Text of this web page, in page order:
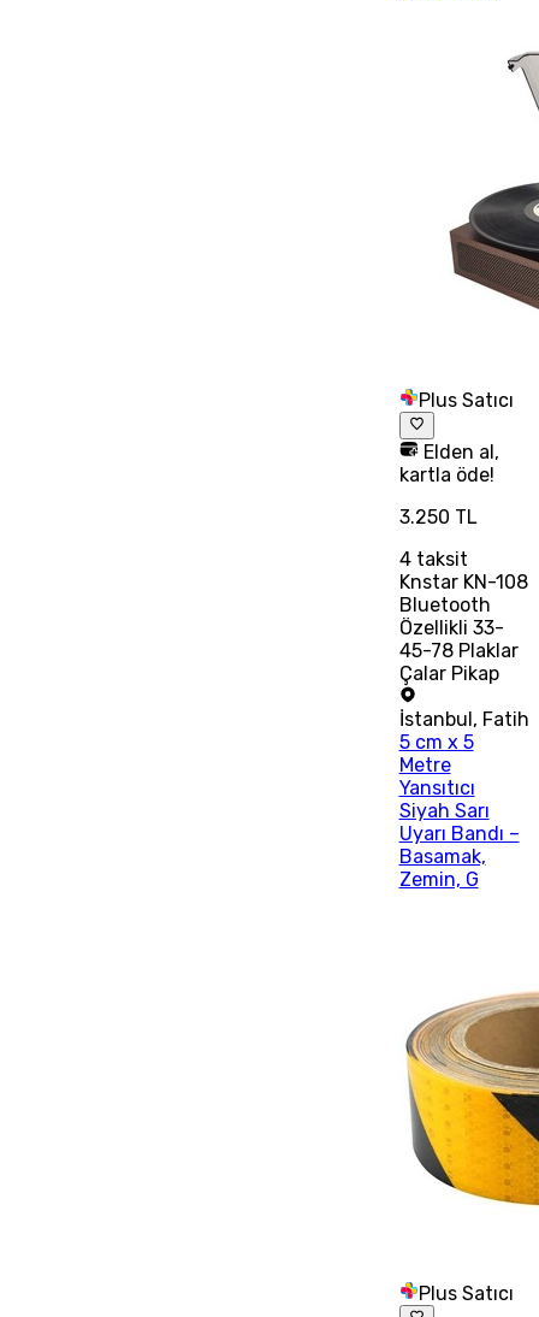
Plus Satıcı
Elden al,
kartla öde!
3.250 TL
4taksit
Knstar KN-108
Bluetooth
Özellikli 33-
45-78 Plaklar
Çalar Pikap
İstanbul, Fatih
5 cm x 5
Metre
Yansıtıcı
Siyah Sarı
Uyarı Bandı –
Basamak,
Zemin, G
Plus Satıcı